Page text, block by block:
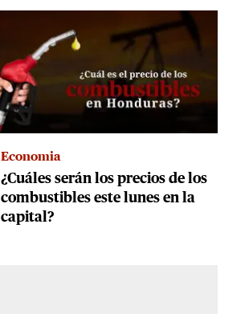
Economia
¿Cuáles serán los precios de los
combustibles este lunes en la
capital?